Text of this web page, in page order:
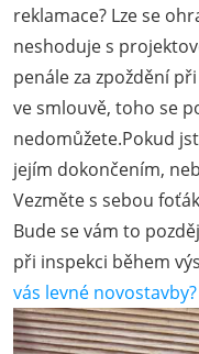
reklamace? Lze se
neshoduje s
penále za zpoždění
ve smlouvě, toho se
nedomůžete.Pokud
jejím dokončením,
Vezměte s sebou
Bude se vám to
při inspekci během
vás levné